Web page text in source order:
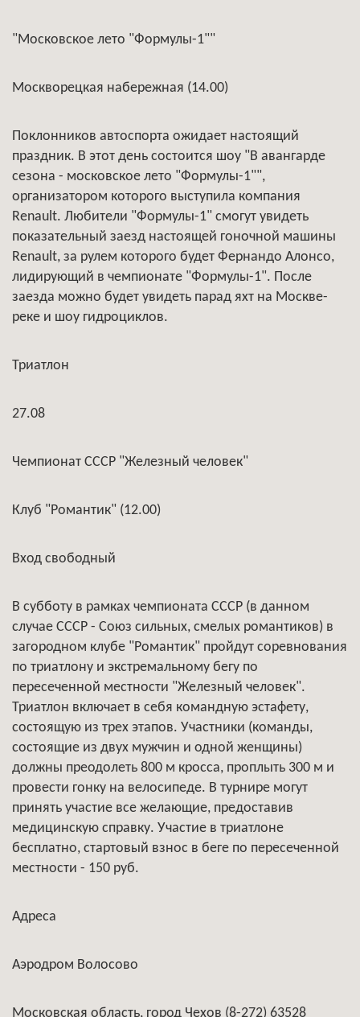
"Московское лето "Формулы-1""
Москворецкая набережная (14.00)
Поклонников автоспорта ожидает настоящий
праздник. В этот день состоится шоу "В авангарде
сезона - московское лето "Формулы-1"",
организатором которого выступила компания
Renault. Любители "Формулы-1" смогут увидеть
показательный заезд настоящей гоночной машины
Renault, за рулем которого будет Фернандо Алонсо,
лидирующий в чемпионате "Формулы-1". После
заезда можно будет увидеть парад яхт на Москве-
реке и шоу гидроциклов.
Триатлон
27.08
Чемпионат СССР "Железный человек"
Клуб "Романтик" (12.00)
Вход свободный
В субботу в рамках чемпионата СССР (в данном
случае СССР - Союз сильных, смелых романтиков) в
загородном клубе "Романтик" пройдут соревнования
по триатлону и экстремальному бегу по
пересеченной местности "Железный человек".
Триатлон включает в себя командную эстафету,
состоящую из трех этапов. Участники (команды,
состоящие из двух мужчин и одной женщины)
должны преодолеть 800 м кросса, проплыть 300 м и
провести гонку на велосипеде. В турнире могут
принять участие все желающие, предоставив
медицинскую справку. Участие в триатлоне
бесплатно, стартовый взнос в беге по пересеченной
местности - 150 руб.
Адреса
Аэродром Волосово
Московская область, город Чехов (8-272) 63528